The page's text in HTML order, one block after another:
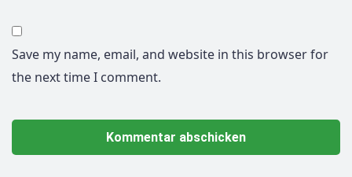
Save my name, email, and website in this browser for
the next time I comment.